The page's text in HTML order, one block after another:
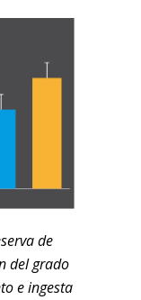
de
del grado
e ingesta